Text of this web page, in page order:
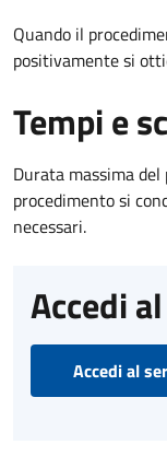
Quando il
positivamente si
Tempi e
Durata massima
procedimento si
necessari.
Accedi
Accedi al